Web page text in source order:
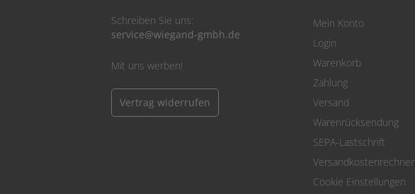
Schreiben Sie uns:
service@wiegand-gmbh.de
Mit uns werben!
Vertrag widerrufen
Mein Konto
Login
Warenkorb
Zahlung
Versand
Warenrücksendung
SEPA-Lastschrift
Versandkostenrechner
Cookie Einstellungen